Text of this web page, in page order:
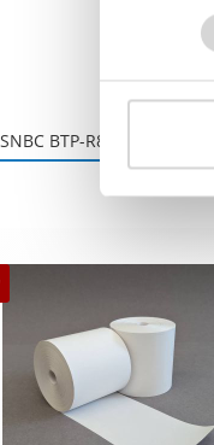
BTP-R880 Bondrucker